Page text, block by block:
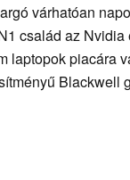
várhatóan
család az
laptopok piacára
Blackwell